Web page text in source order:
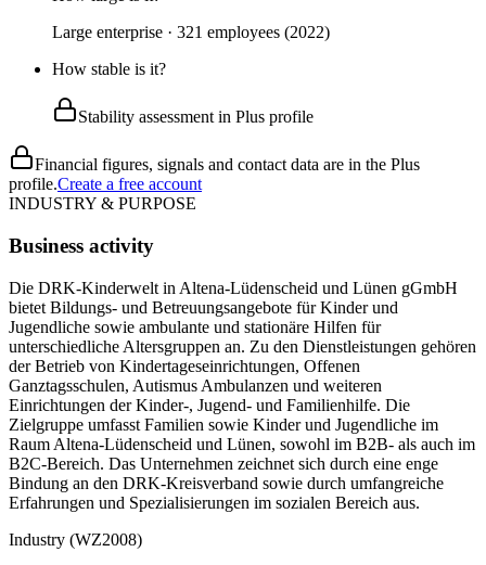
Large enterprise · 321 employees (2022)
How stable is it?
Stability assessment in Plus profile
Financial figures, signals and contact data are in the Plus
profile.Create a free account
INDUSTRY & PURPOSE
Business activity
Die DRK-Kinderwelt in Altena-Lüdenscheid und Lünen gGmbH
bietet Bildungs- und Betreuungsangebote für Kinder und
Jugendliche sowie ambulante und stationäre Hilfen für
unterschiedliche Altersgruppen an. Zu den Dienstleistungen gehören
der Betrieb von Kindertageseinrichtungen, Offenen
Ganztagsschulen, Autismus Ambulanzen und weiteren
Einrichtungen der Kinder-, Jugend- und Familienhilfe. Die
Zielgruppe umfasst Familien sowie Kinder und Jugendliche im
Raum Altena-Lüdenscheid und Lünen, sowohl im B2B- als auch im
B2C-Bereich. Das Unternehmen zeichnet sich durch eine enge
Bindung an den DRK-Kreisverband sowie durch umfangreiche
Erfahrungen und Spezialisierungen im sozialen Bereich aus.
Industry (WZ2008)